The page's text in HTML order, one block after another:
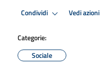
Condividi Vedi azioni
Categorie:
Sociale